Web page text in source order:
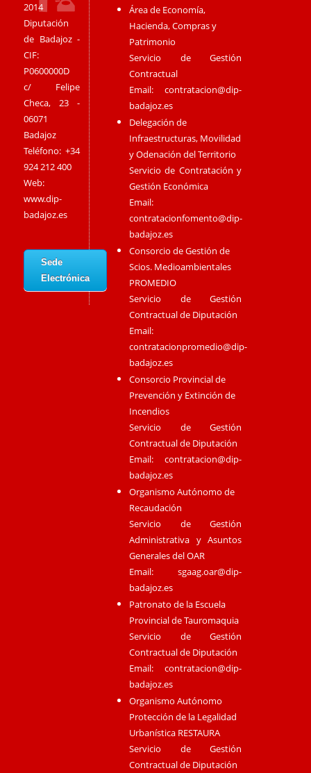
2014
Diputación
de Badajoz -
CIF:
P0600000D
c/ Felipe
Checa, 23 -
06071
Badajoz
Teléfono: +34
924 212 400
Web:
www.dip-
badajoz.es
Sede
Electrónica
Área de Economía,
Hacienda, Compras y
Patrimonio
Servicio de Gestión
Contractual
Email:contratacion@dip-
badajoz.es
Delegación de
Infraestructuras, Movilidad
y Odenación del Territorio
Servicio de Contratación y
Gestión Económica
Email:
contratacionfomento@dip-
badajoz.es
Consorcio de Gestión de
Scios. Medioambientales
PROMEDIO
Servicio de Gestión
Contractual de Diputación
Email:
contratacionpromedio@dip-
badajoz.es
Consorcio Provincial de
Prevención y Extinción de
Incendios
Servicio de Gestión
Contractual de Diputación
Email:contratacion@dip-
badajoz.es
Organismo Autónomo de
Recaudación
Servicio de Gestión
Administrativa y Asuntos
Generales del OAR
Email:sgaag.oar@dip-
badajoz.es
Patronato de la Escuela
Provincial de Tauromaquia
Servicio de Gestión
Contractual de Diputación
Email:contratacion@dip-
badajoz.es
Organismo Autónomo
Protección de la Legalidad
Urbanística RESTAURA
Servicio de Gestión
Contractual de Diputación